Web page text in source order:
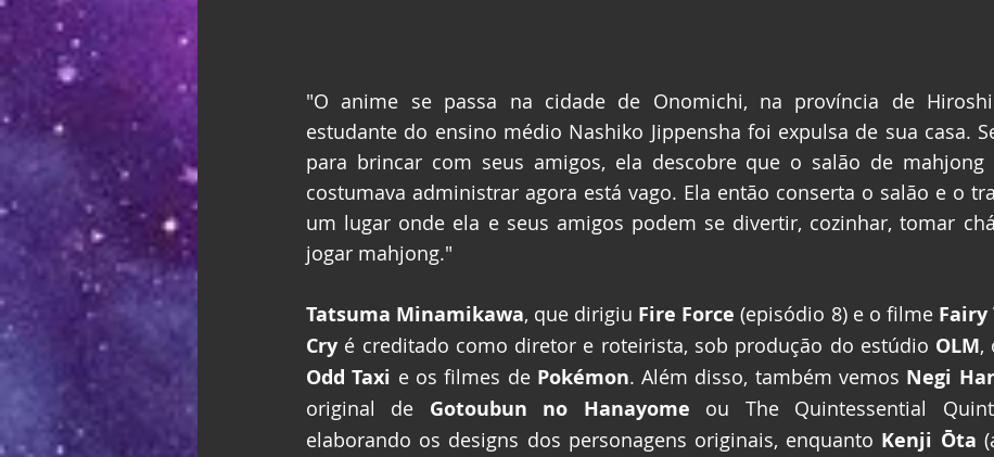
"O anime se passa na cidade de Onomichi, na província de
estudante do ensino médio Nashiko Jippensha foi expulsa de sua casa.
para brincar com seus amigos, ela descobre que o salão de mahjong
costumava administrar agora está vago. Ela então conserta o salão e o
um lugar onde ela e seus amigos podem se divertir, cozinhar, tomar
jogar mahjong."
Tatsuma Minamikawa, que dirigiu Fire Force (episódio 8) e o filme Fairy
Cry é creditado como diretor e roteirista, sob produção do estúdio OLM
Odd Taxi e os filmes de Pokémon. Além disso, também vemos Negi
original de Gotoubun no Hanayome ou The Quintessential
elaborando os designs dos personagens originais, enquanto Kenji Ōta